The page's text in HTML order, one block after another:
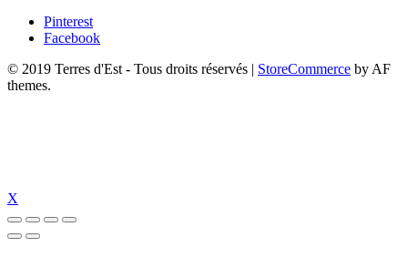
Pinterest
Facebook
© 2019 Terres d'Est - Tous droits réservés
StoreCommerce by AF
themes.
X